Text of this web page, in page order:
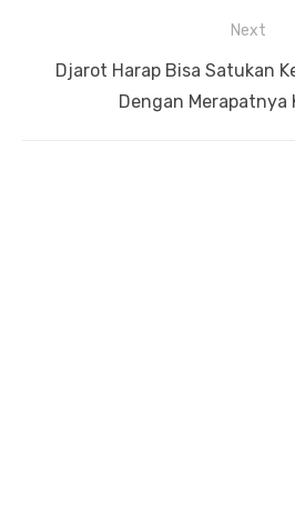
Next
NextDjarot Harap Bisa Satukan
Dengan Merapatnya